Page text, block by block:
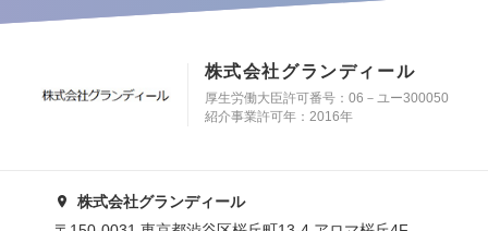
株式会社グランディール
厚生労働大臣許可番号：06－ユー300050
紹介事業許可年：2016年
株式会社グランディール